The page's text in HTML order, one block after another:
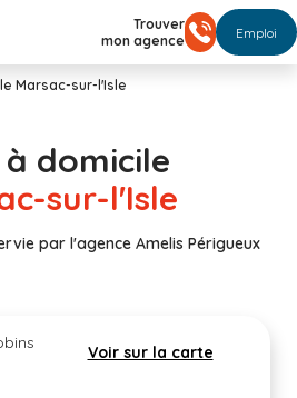
Trouver
mon agence
Emploi
Marsac-sur-l'Isle
domicile
sur-l'Isle
par l'agence Amelis Périgueux
Voir sur la carte